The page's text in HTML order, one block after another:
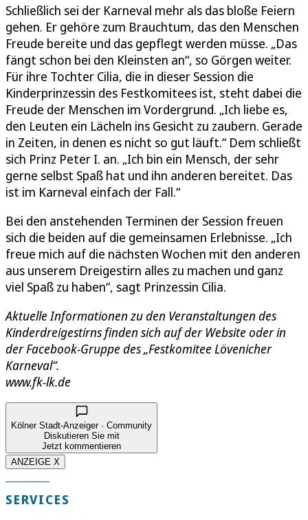
Schließlich sei der Karneval mehr als das bloße Feiern
gehen. Er gehöre zum Brauchtum, das den Menschen
Freude bereite und das gepflegt werden müsse. „Das
fängt schon bei den Kleinsten an“, so Görgen weiter.
Für ihre Tochter Cilia, die in dieser Session die
Kinderprinzessin des Festkomitees ist, steht dabei die
Freude der Menschen im Vordergrund. „Ich liebe es,
den Leuten ein Lächeln ins Gesicht zu zaubern. Gerade
in Zeiten, in denen es nicht so gut läuft.“ Dem schließt
sich Prinz Peter I. an. „Ich bin ein Mensch, der sehr
gerne selbst Spaß hat und ihn anderen bereitet. Das
ist im Karneval einfach der Fall.“
Bei den anstehenden Terminen der Session freuen
sich die beiden auf die gemeinsamen Erlebnisse. „Ich
freue mich auf die nächsten Wochen mit den anderen
aus unserem Dreigestirn alles zu machen und ganz
viel Spaß zu haben“, sagt Prinzessin Cilia.
Aktuelle Informationen zu den Veranstaltungen des
Kinderdreigestirns finden sich auf der Website oder in
der Facebook-Gruppe des „Festkomitee Lövenicher
Karneval“.
www.fk-lk.de
Kölner Stadt-Anzeiger · Community
Diskutieren Sie mit
Jetzt kommentieren
ANZEIGE X
SERVICES